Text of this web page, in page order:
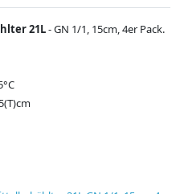
21L- GN 1/1, 15cm, 4er Pack.